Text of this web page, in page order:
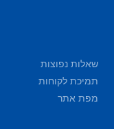
שאלות נפוצות
תמיכת לקוחות
מפת אתר